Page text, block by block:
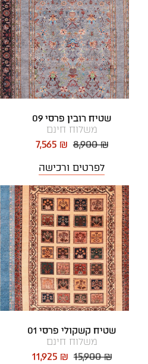
שטיח רובין פרסי 09
משלוח חינם
8,900 ₪
7,565 ₪
לפרטים ורכישה
שטיח קשקולי פרסי 01
משלוח חינם
15,900 ₪
11,925 ₪